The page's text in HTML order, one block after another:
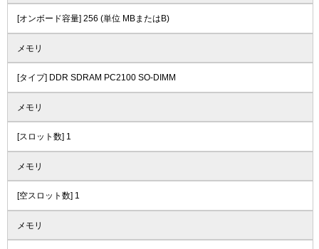
[オンボード容量] 256 (単位 MBまたはB)
メモリ
[タイプ] DDR SDRAM PC2100 SO-DIMM
メモリ
[スロット数] 1
メモリ
[空スロット数] 1
メモリ